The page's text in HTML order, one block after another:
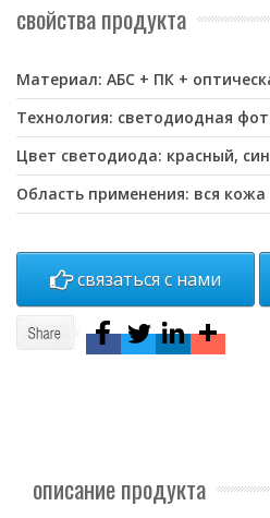
свойства продукта
Материал: АБС + ПК +
Технология: светодиодная
Цвет светодиода: красный,
Область применения: вся кожа
связаться с нами
описание продукта